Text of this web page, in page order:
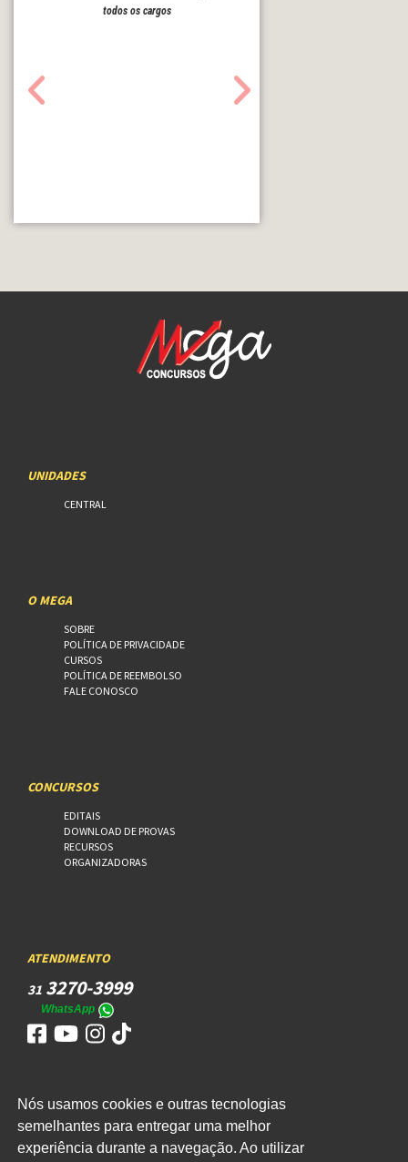
Nós usamos cookies e outras tecnologias
semelhantes para entregar uma melhor
experiência durante a navegação. Ao utilizar
todos os cargos
UNIDADES
CENTRAL
O MEGA
SOBRE
POLÍTICA DE PRIVACIDADE
CURSOS
POLÍTICA DE REEMBOLSO
FALE CONOSCO
CONCURSOS
EDITAIS
DOWNLOAD DE PROVAS
RECURSOS
ORGANIZADORAS
ATENDIMENTO
31 3270-3999
WhatsApp
ACESSO
WEBMAIL